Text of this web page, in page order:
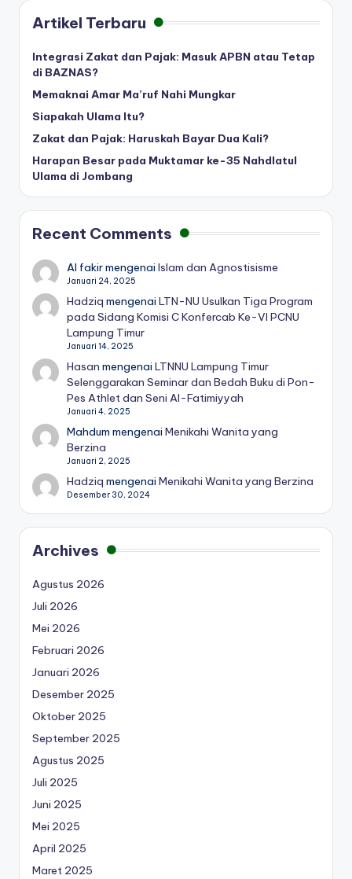
Artikel Terbaru
Integrasi Zakat dan Pajak: Masuk APBN atau Tetap
di BAZNAS?
Memaknai Amar Ma’ruf Nahi Mungkar
Siapakah Ulama Itu?
Zakat dan Pajak: Haruskah Bayar Dua Kali?
Harapan Besar pada Muktamar ke-35 Nahdlatul
Ulama di Jombang
Recent Comments
Al fakirmengenaiIslam dan Agnostisisme
Januari 24, 2025
Hadziq mengenaiLTN-NU Usulkan Tiga Program
pada Sidang Komisi C Konfercab Ke-VI PCNU
Lampung Timur
Januari 14, 2025
Hasan mengenaiLTNNU Lampung Timur
Selenggarakan Seminar dan Bedah Buku di Pon-
Pes Athlet dan Seni Al-Fatimiyyah
Januari 4, 2025
Mahdum mengenaiMenikahi Wanita yang
Berzina
Januari 2, 2025
Hadziq mengenaiMenikahi Wanita yang Berzina
Desember 30, 2024
Archives
Agustus 2026
Juli 2026
Mei 2026
Februari 2026
Januari 2026
Desember 2025
Oktober 2025
September 2025
Agustus 2025
Juli 2025
Juni 2025
Mei 2025
April 2025
Maret 2025